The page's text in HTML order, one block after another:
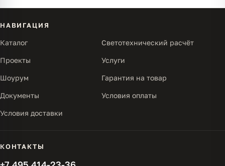
НАВИГАЦИЯ
Каталог Светотехнический расчёт
Проекты Услуги
Шоурум Гарантия на товар
Документы Условия оплаты
Условия доставки
КОНТАКТЫ